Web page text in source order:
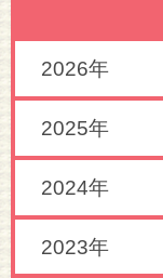
2026年
2025年
2024年
2023年